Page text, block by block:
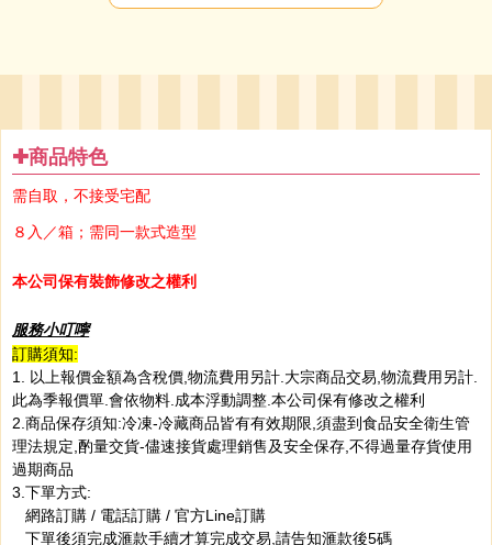
✚商品特色
需自取，不接受宅配
８入／箱；需同一款式造型
本公司保有裝飾修改之權利
服務小叮嚀
訂購須知:
1. 以上報價金額為含稅價,物流費用另計.大宗商品交易,物流費用另計.
此為季報價單.會依物料.成本浮動調整.本公司保有修改之權利
2.商品保存須知:冷凍-冷藏商品皆有有效期限,須盡到食品安全衛生管
理法規定,酌量交貨-儘速接貨處理銷售及安全保存,不得過量存貨使用
過期商品
3.下單方式:
網路訂購 / 電話訂購 / 官方Line訂購
下單後須完成滙款手續才算完成交易,請告知滙款後5碼